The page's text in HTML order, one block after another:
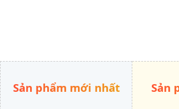
Sản phẩm mới nhất Sản